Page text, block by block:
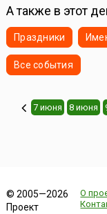
А также в этот
Праздники
Все события
7 июня 8 июня
© 2005—2026
Проект
О